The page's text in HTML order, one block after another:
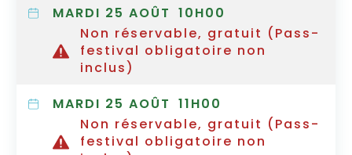
MARDI 25 AOÛT 10H00
Non réservable, gratuit (Pass-
festival obligatoire non
inclus)
MARDI 25 AOÛT 11H00
Non réservable, gratuit (Pass-
festival obligatoire non